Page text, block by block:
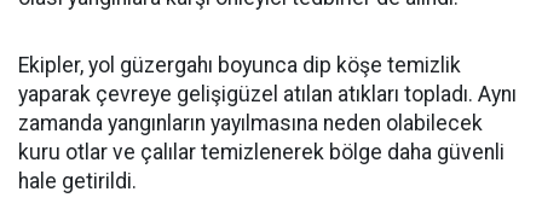
Ekipler, yol güzergahı boyunca dip köşe temizlik
yaparak çevreye gelişigüzel atılan atıkları topladı. Aynı
zamanda yangınların yayılmasına neden olabilecek
kuru otlar ve çalılar temizlenerek bölge daha güvenli
hale getirildi.